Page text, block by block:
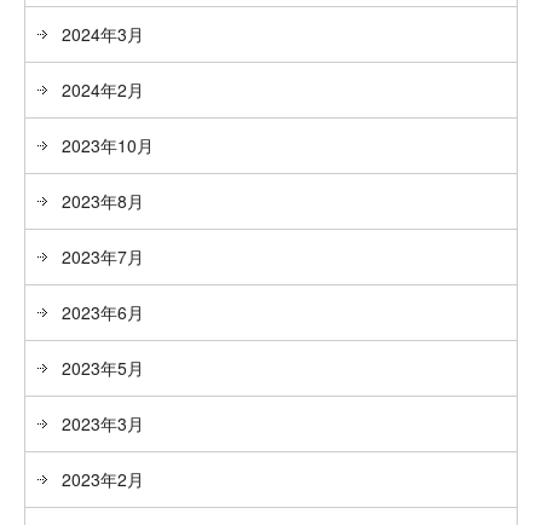
2024年3月
2024年2月
2023年10月
2023年8月
2023年7月
2023年6月
2023年5月
2023年3月
2023年2月